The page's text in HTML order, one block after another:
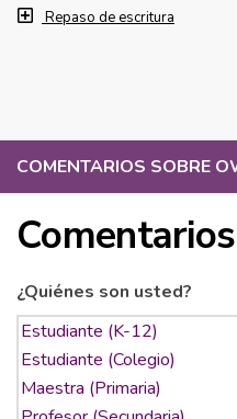
COMENTARIOS SOBRE
¿Quiénes son usted?
Repaso de escritura